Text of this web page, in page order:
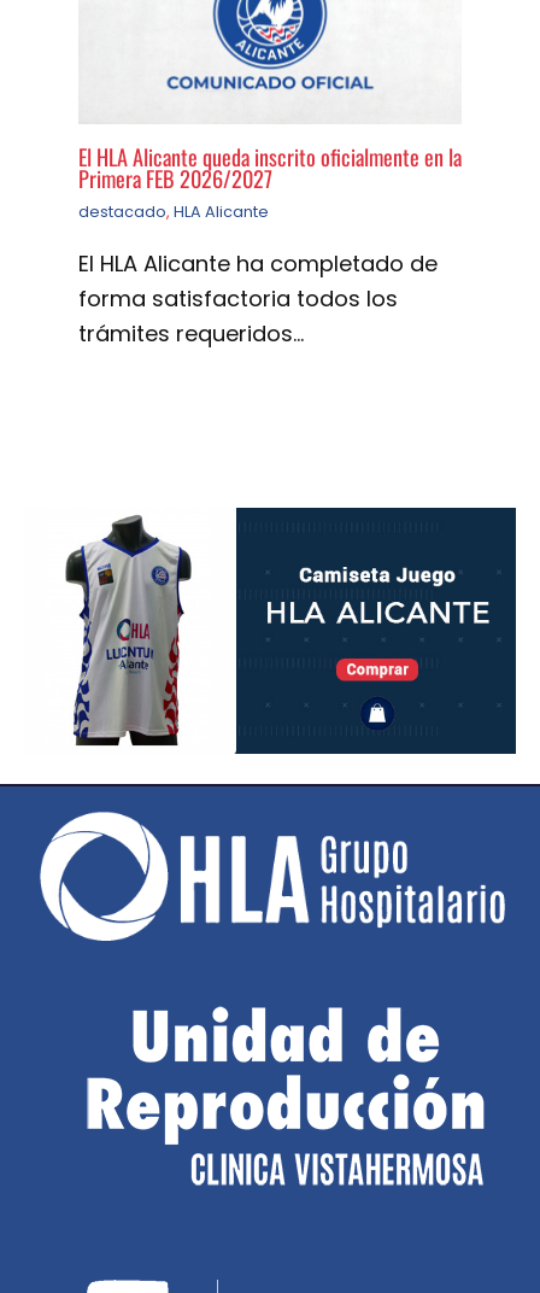
El HLA Alicante queda inscrito oficialmente en la
Primera FEB 2026/2027
destacado, HLA Alicante
El HLA Alicante ha completado de
forma satisfactoria todos los
trámites requeridos…